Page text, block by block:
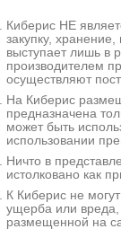
Киберис НЕ
закупку,
выступает лишь в
производителем
осуществляют
На Киберис
предназначена
может быть
использовании
Ничто в
истолковано как
К Киберис не
ущерба или вреда,
размещенной на